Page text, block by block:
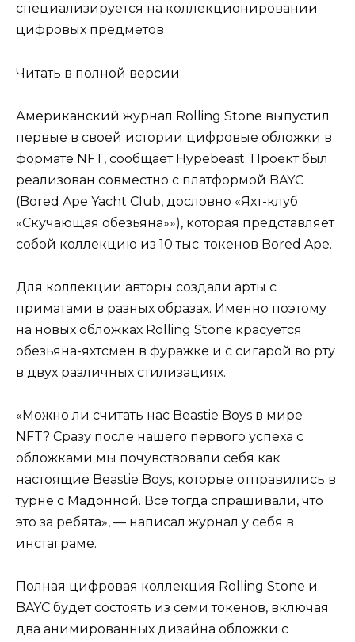
специализируется на коллекционировании
цифровых предметов
Читать в полной версии
Американский журнал Rolling Stone выпустил
первые в своей истории цифровые обложки в
формате NFT, сообщает Hypebeast. Проект был
реализован совместно с платформой BAYC
(Bored Ape Yacht Club, дословно «Яхт-клуб
«Скучающая обезьяна»»), которая представляет
собой коллекцию из 10 тыс. токенов Bored Ape.
Для коллекции авторы создали арты с
приматами в разных образах. Именно поэтому
на новых обложках Rolling Stone красуется
обезьяна-яхтсмен в фуражке и с сигарой во рту
в двух различных стилизациях.
«Можно ли считать нас Beastie Boys в мире
NFT? Сразу после нашего первого успеха с
обложками мы почувствовали себя как
настоящие Beastie Boys, которые отправились в
турне с Мадонной. Все тогда спрашивали, что
это за ребята», — написал журнал у себя в
инстаграме.
Полная цифровая коллекция Rolling Stone и
BAYC будет состоять из семи токенов, включая
два анимированных дизайна обложки с